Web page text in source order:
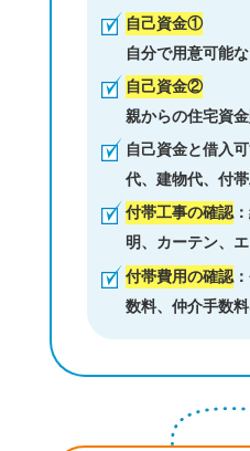
自己資金①
自分で用意可能
自己資金②
親からの住宅資
自己資金と借入
代、建物代、付
付帯工事の確認
明、カーテン、
付帯費用の確認
数料、仲介手数